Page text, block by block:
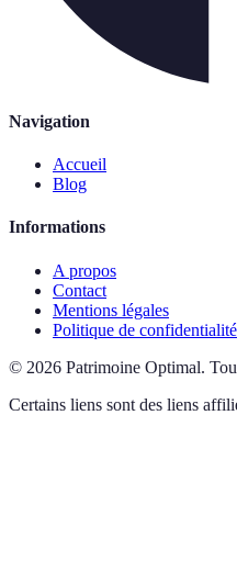
Navigation
Accueil
Blog
Informations
A propos
Contact
Mentions légales
Politique de confidentialité
© 2026 Patrimoine Optimal.
Certains liens sont des liens